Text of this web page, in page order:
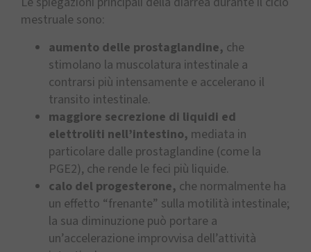
mestruale sono:
aumento delle prostaglandine, che
stimolano la muscolatura intestinale a
contrarsi più intensamente e accelerano il
transito intestinale.
maggiore secrezione di liquidi ed
elettroliti nell’intestino, mediata in
particolare dalle prostaglandine (come la
PGE2), che rende le feci più liquide.
calo del progesterone, che normalmente ha
un effetto “frenante” sulla motilità intestinale;
la sua diminuzione può portare a
un’accelerazione improvvisa dell’attività